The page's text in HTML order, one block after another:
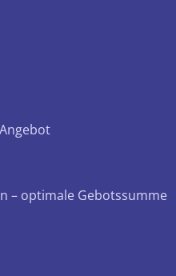
– optimale Gebotssumme